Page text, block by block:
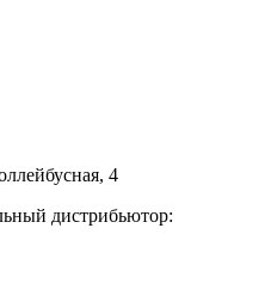
4
дистрибьютор: